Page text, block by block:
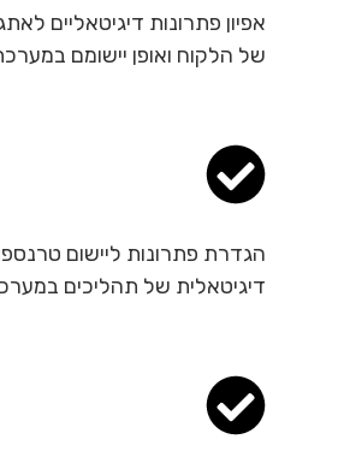
אפיון פתרונות דיגיטאליים
של הלקוח ואופן יישומם
הגדרת פתרונות ליישום
דיגיטאלית של תהליכים